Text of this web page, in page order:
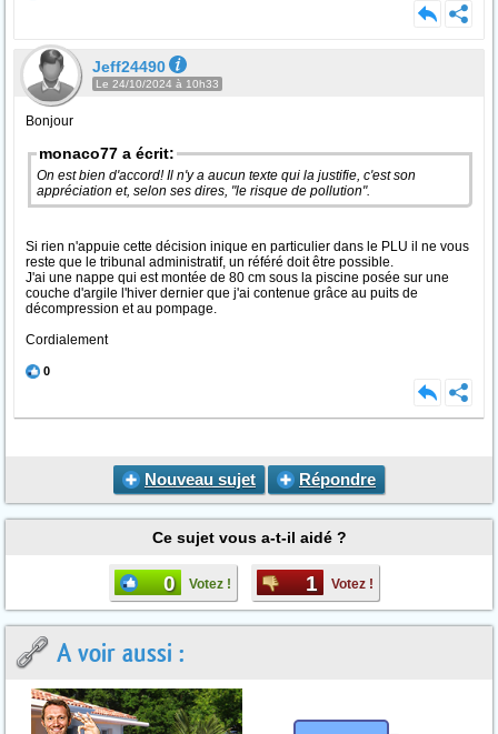
Jeff24490
Le 24/10/2024 à 10h33
Bonjour
monaco77 a écrit:
On est bien d'accord! Il n'y a aucun texte qui la justifie, c'est son
appréciation et, selon ses dires, "le risque de pollution".
Si rien n'appuie cette décision inique en particulier dans le PLU il ne vous
reste que le tribunal administratif, un référé doit être possible.
J'ai une nappe qui est montée de 80 cm sous la piscine posée sur une
couche d'argile l'hiver dernier que j'ai contenue grâce au puits de
décompression et au pompage.
Cordialement
0
Nouveau sujet Répondre
Ce sujet vous a-t-il aidé ?
0 Votez ! 1 Votez !
A voir aussi :